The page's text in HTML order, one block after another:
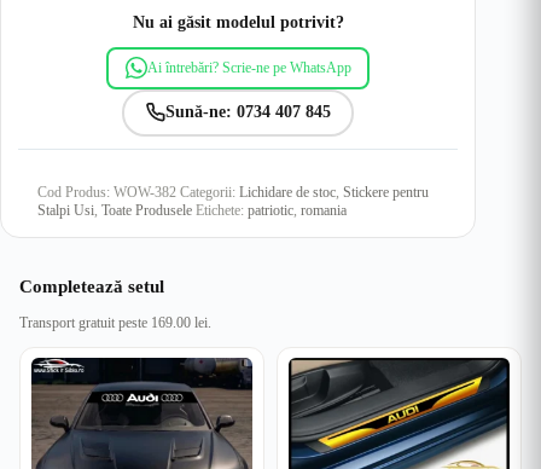
Nu ai găsit modelul potrivit?
Ai întrebări? Scrie-ne pe WhatsApp
Sună-ne: 0734 407 845
Cod Produs: WOW-382 Categorii: Lichidare de stoc Stickere pentru
Stalpi Usi Toate Produsele Etichete: patriotic romania
Completează setul
Transport gratuit peste 169.00 lei.